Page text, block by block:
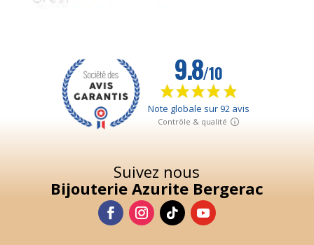
Suivez nous
Bijouterie Azurite Bergerac